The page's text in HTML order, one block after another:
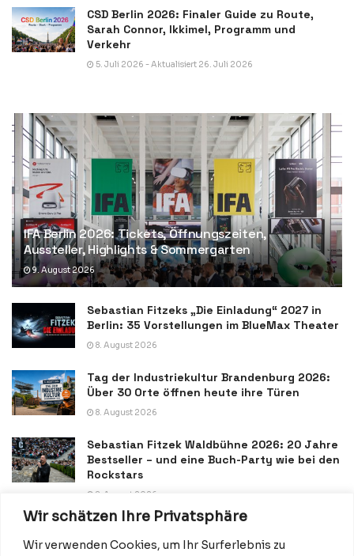
Wir schätzen Ihre Privatsphäre
Wir verwenden Cookies, um Ihr Surferlebnis zu
CSD Berlin 2026: Finaler Guide zu Route,
Sarah Connor, Ikkimel, Programm und
Verkehr
5. Juli 2026 - Aktualisiert 26. Juli 2026
IFA Berlin 2026: Tickets, Öffnungszeiten,
Aussteller, Highlights & Sommergarten
9. August 2026
Sebastian Fitzeks „Die Einladung“ 2027 in
Berlin: 35 Vorstellungen im BlueMax Theater
8. August 2026
Tag der Industriekultur Brandenburg 2026:
Über 30 Orte öffnen heute ihre Türen
8. August 2026
Sebastian Fitzek Waldbühne 2026: 20 Jahre
Bestseller – und eine Buch-Party wie bei den
Rockstars
8. August 2026